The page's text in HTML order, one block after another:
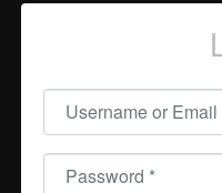
Username or Email
Password